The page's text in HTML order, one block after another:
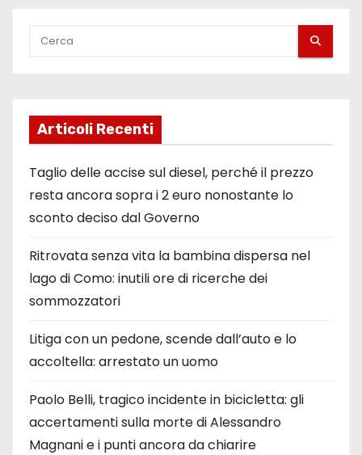
Articoli Recenti
Taglio delle accise sul diesel, perché il prezzo
resta ancora sopra i 2 euro nonostante lo
sconto deciso dal Governo
Ritrovata senza vita la bambina dispersa nel
lago di Como: inutili ore di ricerche dei
sommozzatori
Litiga con un pedone, scende dall’auto e lo
accoltella: arrestato un uomo
Paolo Belli, tragico incidente in bicicletta: gli
accertamenti sulla morte di Alessandro
Magnani e i punti ancora da chiarire